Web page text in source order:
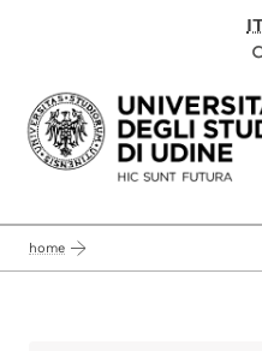
Passa al
home